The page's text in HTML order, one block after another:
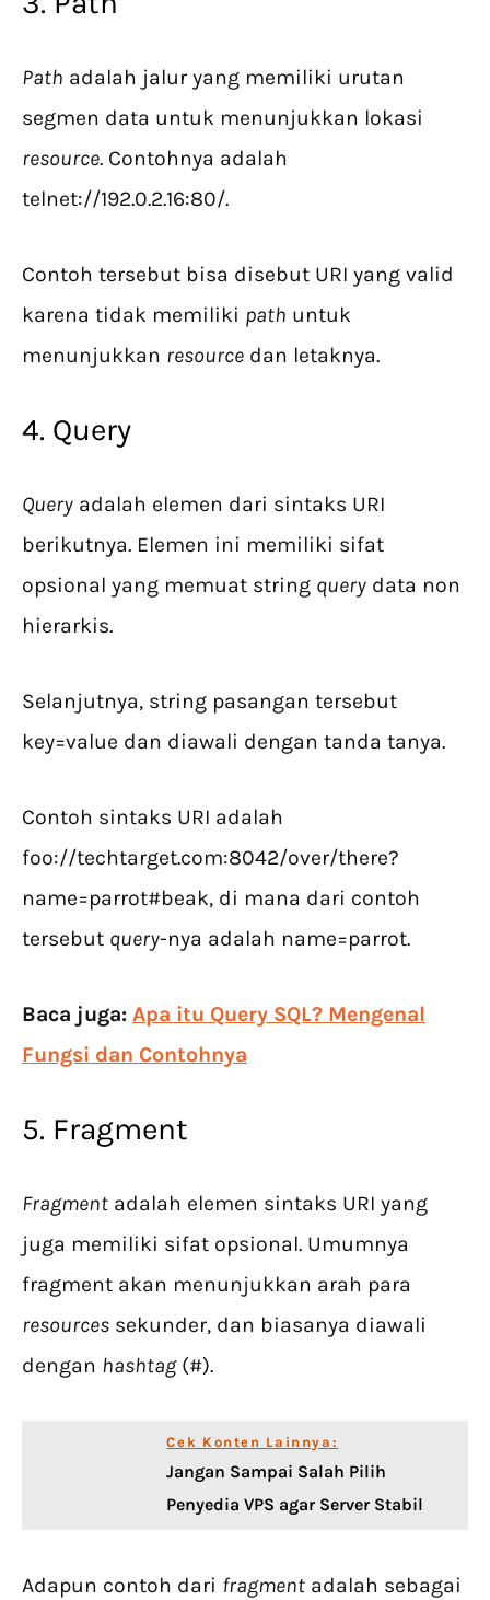
Path adalah jalur yang memiliki urutan
segmen data untuk menunjukkan lokasi
resource. Contohnya adalah
telnet://192.0.2.16:80/.
Contoh tersebut bisa disebut URI yang valid
karena tidak memiliki path untuk
menunjukkan resource dan letaknya.
4. Query
Query adalah elemen dari sintaks URI
berikutnya. Elemen ini memiliki sifat
opsional yang memuat string query data non
hierarkis.
Selanjutnya, string pasangan tersebut
key=value dan diawali dengan tanda tanya.
Contoh sintaks URI adalah
foo://techtarget.com:8042/over/there?
name=parrot#beak, di mana dari contoh
tersebut query-nya adalah name=parrot.
Baca juga: Apa itu Query SQL? Mengenal
Fungsi dan Contohnya
5. Fragment
Fragment adalah elemen sintaks URI yang
juga memiliki sifat opsional. Umumnya
fragment akan menunjukkan arah para
resources sekunder, dan biasanya diawali
dengan hashtag(#).
Cek Konten Lainnya:
Jangan Sampai Salah Pilih
Penyedia VPS agar Server Stabil
Adapun contoh dari fragment adalah sebagai